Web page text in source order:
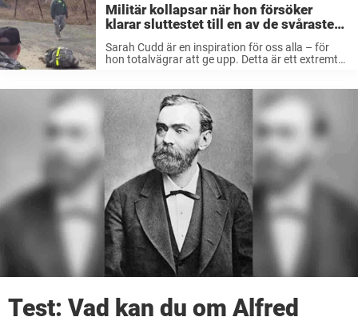
Militär kollapsar när hon försöker
klarar sluttestet till en av de svåraste
militären.
Sarah Cudd är en inspiration för oss alla – för
hon totalvägrar att ge upp. Detta är ett extremt
måste de genomföra ...
Test: Vad kan du om Alfred